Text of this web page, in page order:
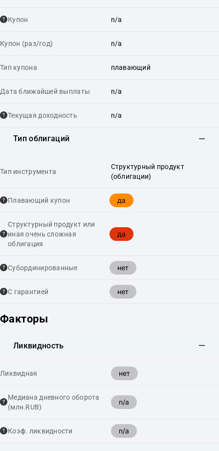
Купон n/a
Купон (раз/год) n/a
Тип купона плавающий
Дата ближайшей выплаты n/a
Текущая доходность n/a
Тип облигаций
Тип инструмента
Структурный продукт
(облигации)
Плавающий купон да
Структурный продукт или
иная очень сложная
облигация
да
Cубординированные нет
С гарантией нет
Факторы
Ликвидность
Ликвидная нет
Медиана дневного оборота
(млн.RUB)
n/a
Коэф. ликвидности n/a